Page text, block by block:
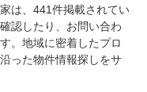
は、441件掲載されてい
認したり、お問い合わ
。地域に密着したプロ
った物件情報探しをサ